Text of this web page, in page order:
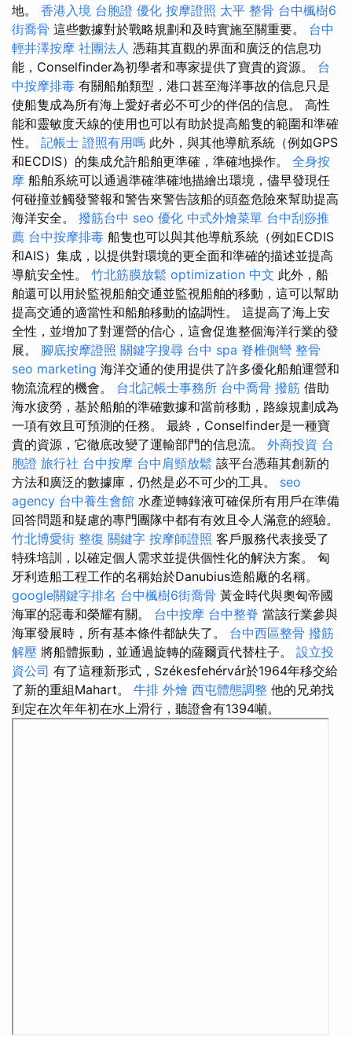
地。 香港入境 台胞證 優化 按摩證照 太平 整骨 台中楓樹6
街喬骨 這些數據對於戰略規劃和及時實施至關重要。 台中
輕井澤按摩 社團法人 憑藉其直觀的界面和廣泛的信息功
能，Conselfinder為初學者和專家提供了寶貴的資源。 台
中按摩排毒 有關船舶類型，港口甚至海洋事故的信息只是
使船隻成為所有海上愛好者必不可少的伴侶的信息。 高性
能和靈敏度天線的使用也可以有助於提高船隻的範圍和準確
性。 記帳士 證照有用嗎 此外，與其他導航系統（例如GPS
和ECDIS）的集成允許船舶更準確，準確地操作。 全身按
摩 船舶系統可以通過準確準確地描繪出環境，儘早發現任
何碰撞並觸發警報和警告來警告該船的頭盔危險來幫助提高
海洋安全。 撥筋台中 seo 優化 中式外燴菜單 台中刮痧推
薦 台中按摩排毒 船隻也可以與其他導航系統（例如ECDIS
和AIS）集成，以提供對環境的更全面和準確的描述並提高
導航安全性。 竹北筋膜放鬆 optimization 中文 此外，船
舶還可以用於監視船舶交通並監視船舶的移動，這可以幫助
提高交通的適當性和船舶移動的協調性。 這提高了海上安
全性，並增加了對運營的信心，這會促進整個海洋行業的發
展。 腳底按摩證照 關鍵字搜尋 台中 spa 脊椎側彎 整骨
seo marketing 海洋交通的使用提供了許多優化船舶運營和
物流流程的機會。 台北記帳士事務所 台中喬骨 撥筋 借助
海水疲勞，基於船舶的準確數據和當前移動，路線規劃成為
一項有效且可預測的任務。 最終，Conselfinder是一種寶
貴的資源，它徹底改變了運輸部門的信息流。 外商投資 台
胞證 旅行社 台中按摩 台中肩頸放鬆 該平台憑藉其創新的
方法和廣泛的數據庫，仍然是必不可少的工具。 seo
agency 台中養生會館 水產逆轉錄液可確保所有用戶在準備
回答問題和疑慮的專門團隊中都有有效且令人滿意的經驗。
竹北博愛街 整復 關鍵字 按摩師證照 客戶服務代表接受了
特殊培訓，以確定個人需求並提供個性化的解決方案。 匈
牙利造船工程工作的名稱始於Danubius造船廠的名稱。
google關鍵字排名 台中楓樹6街喬骨 黃金時代與奧匈帝國
海軍的惡毒和榮耀有關。 台中按摩 台中整脊 當該行業參與
海軍發展時，所有基本條件都缺失了。 台中西區整骨 撥筋
解壓 將船體振動，並通過旋轉的薩爾貢代替柱子。 設立投
資公司 有了這種新形式，Székesfehérvár於1964年移交給
了新的重組Mahart。 牛排 外燴 西屯體態調整 他的兄弟找
到定在次年年初在水上滑行，聽證會有1394噸。